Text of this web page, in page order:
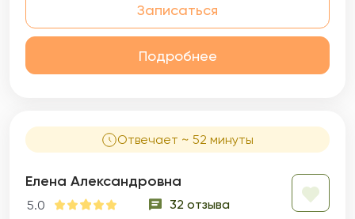
Записаться
Подробнее
Отвечает ~ 52 минуты
Елена Александровна
5.0 32 отзыва